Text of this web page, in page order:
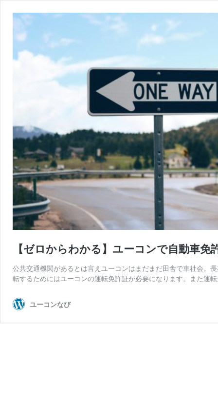
【ゼロからわかる】ユーコンで自動車免
公共交通機関があるとは言えユーコンはまだまだ田舎で車社会。
転するためにはユーコンの運転免許証が必要になります。また運
ユーコンなび